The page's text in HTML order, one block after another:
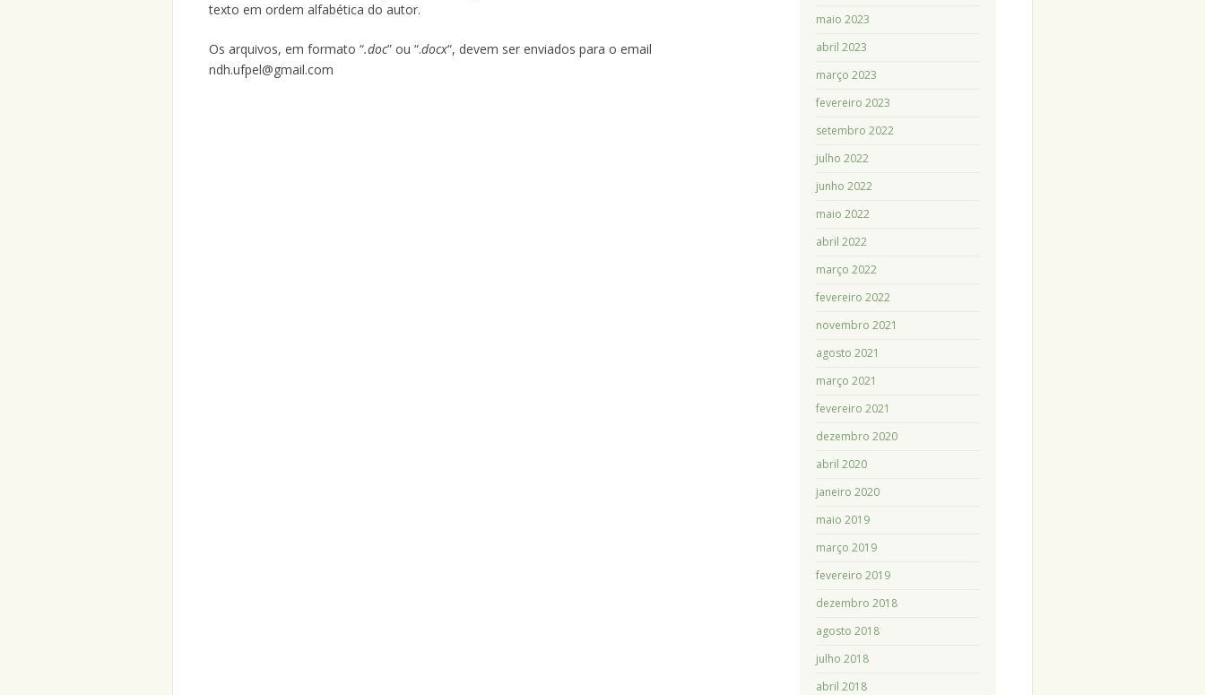
texto em ordem alfabética do autor.
Os arquivos, em formato “.doc” ou “.docx“, devem ser enviados para o email
ndh.ufpel@gmail.com
maio 2023
abril 2023
março 2023
fevereiro 2023
setembro 2022
julho 2022
junho 2022
maio 2022
abril 2022
março 2022
fevereiro 2022
novembro 2021
agosto 2021
março 2021
fevereiro 2021
dezembro 2020
abril 2020
janeiro 2020
maio 2019
março 2019
fevereiro 2019
dezembro 2018
agosto 2018
julho 2018
abril 2018